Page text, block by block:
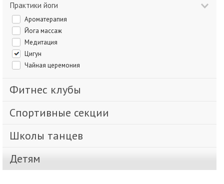
Практики йоги
Ароматерапия
Йога массаж
Медитация
Цигун
Чайная церемония
Фитнес клубы
Спортивные секции
Школы танцев
Детям